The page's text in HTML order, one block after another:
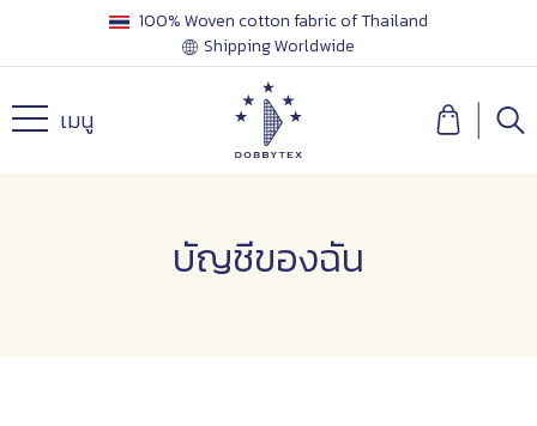
100% Woven cotton fabric of Thailand
Shipping Worldwide
เมนู
บัญชีของฉัน